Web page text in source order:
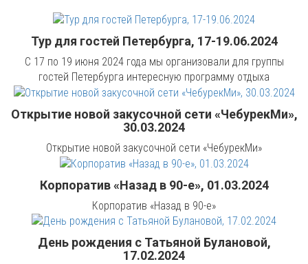
Тур для гостей Петербурга, 17-19.06.2024
С 17 по 19 июня 2024 года мы организовали для группы
гостей Петербурга интересную программу отдыха
Открытие новой закусочной сети «ЧебурекМи»,
30.03.2024
Открытие новой закусочной сети «ЧебурекМи»
Корпоратив «Назад в 90-е», 01.03.2024
Корпоратив «Назад в 90-е»
День рождения с Татьяной Булановой,
17.02.2024